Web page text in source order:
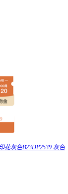
花灰色B23DP2539 灰色